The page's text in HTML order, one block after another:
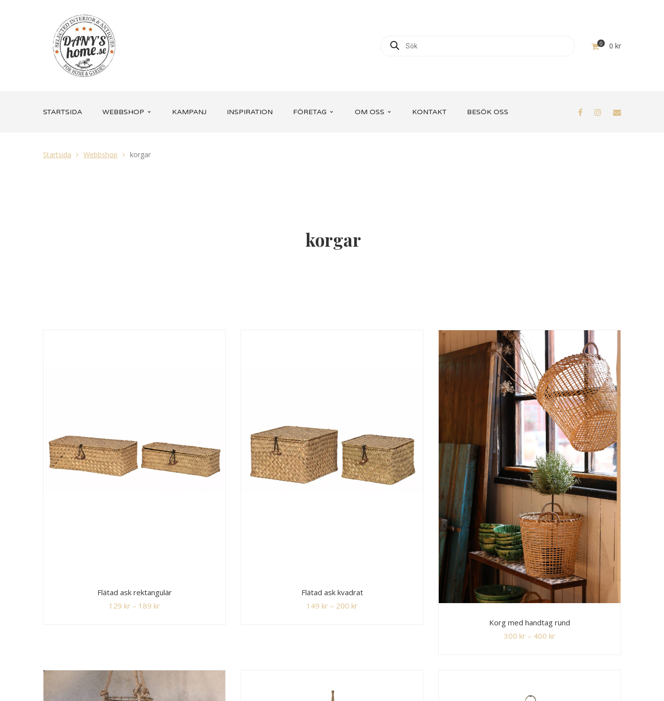
0 0 kr
STARTSIDA WEBBSHOP KAMPANJ INSPIRATION FÖRETAG OM OSS KONTAKT BESÖK OSS
Startsida Webbshop korgar
korgar
Flätad ask rektangulär
129 kr – 189 kr
Flätad ask kvadrat
149 kr – 200 kr
Korg med handtag rund
300 kr – 400 kr